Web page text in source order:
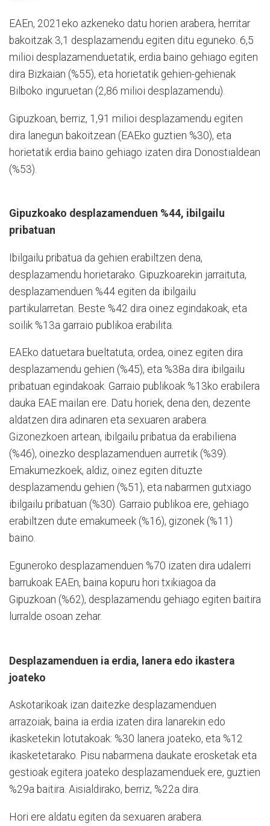
EAEn, 2021eko azkeneko datu horien arabera, herritar
bakoitzak 3,1 desplazamendu egiten ditu eguneko. 6,5
milioi desplazamenduetatik, erdia baino gehiago egiten
dira Bizkaian (%55), eta horietatik gehien-gehienak
Bilboko inguruetan (2,86 milioi desplazamendu).
Gipuzkoan, berriz, 1,91 milioi desplazamendu egiten
dira lanegun bakoitzean (EAEko guztien %30), eta
horietatik erdia baino gehiago izaten dira Donostialdean
(%53).
Gipuzkoako desplazamenduen %44, ibilgailu
pribatuan
Ibilgailu pribatua da gehien erabiltzen dena,
desplazamendu horietarako. Gipuzkoarekin jarraituta,
desplazamenduen %44 egiten da ibilgailu
partikularretan. Beste %42 dira oinez egindakoak, eta
soilik %13a garraio publikoa erabilita.
EAEko datuetara bueltatuta, ordea, oinez egiten dira
desplazamendu gehien (%45), eta %38a dira ibilgailu
pribatuan egindakoak. Garraio publikoak %13ko erabilera
dauka EAE mailan ere. Datu horiek, dena den, dezente
aldatzen dira adinaren eta sexuaren arabera.
Gizonezkoen artean, ibilgailu pribatua da erabiliena
(%46), oinezko desplazamenduen aurretik (%39).
Emakumezkoek, aldiz, oinez egiten dituzte
desplazamendu gehien (%51), eta nabarmen gutxiago
ibilgailu pribatuan (%30). Garraio publikoa ere, gehiago
erabiltzen dute emakumeek (%16), gizonek (%11)
baino.
Eguneroko desplazamenduen %70 izaten dira udalerri
barrukoak EAEn, baina kopuru hori txikiagoa da
Gipuzkoan (%62), desplazamendu gehiago egiten baitira
lurralde osoan zehar.
Desplazamenduen ia erdia, lanera edo ikastera
joateko
Askotarikoak izan daitezke desplazamenduen
arrazoiak, baina ia erdia izaten dira lanarekin edo
ikasketekin lotutakoak: %30 lanera joateko, eta %12
ikasketetarako. Pisu nabarmena daukate erosketak eta
gestioak egitera joateko desplazamenduek ere, guztien
%29a baitira. Aisialdirako, berriz, %22a dira.
Hori ere aldatu egiten da sexuaren arabera.